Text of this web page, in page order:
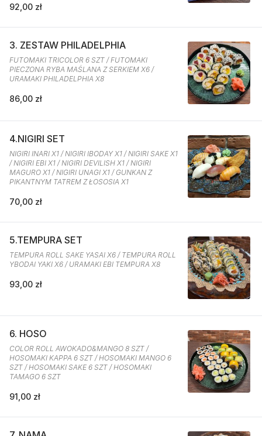
92,00 zł
3. ZESTAW PHILADELPHIA
FUTOMAKI TRICOLOR 6 SZT / FUTOMAKI
PIECZONA RYBA MAŚLANA Z SERKIEM X6 /
URAMAKI PHILADELPHIA X8
86,00 zł
4.NIGIRI SET
NIGIRI INARI X1 / NIGIRI IBODAY X1 / NIGIRI SAKE X1
/ NIGIRI EBI X1 / NIGIRI DEVILISH X1 / NIGIRI
MAGURO X1 / NIGIRI UNAGI X1 / GUNKAN Z
PIKANTNYM TATREM Z ŁOSOSIA X1
70,00 zł
5.TEMPURA SET
TEMPURA ROLL SAKE YASAI X6 / TEMPURA ROLL
YBODAI YAKI X6 / URAMAKI EBI TEMPURA X8
93,00 zł
6. HOSO
COLOR ROLL AWOKADO&MANGO 8 SZT /
HOSOMAKI KAPPA 6 SZT / HOSOMAKI MANGO 6
SZT / HOSOMAKI SAKE 6 SZT / HOSOMAKI
TAMAGO 6 SZT
91,00 zł